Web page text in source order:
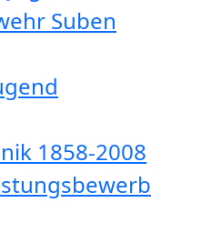
Suben
1858-2008